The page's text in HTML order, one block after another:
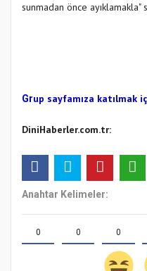
sunmadan önce ayıklamakla"
Grup sayfamıza katılmak
DiniHaberler.com.tr:
Anahtar Kelimeler:
0 0 0